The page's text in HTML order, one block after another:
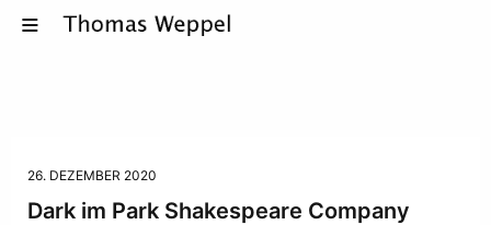
26. DEZEMBER 2020
Dark im Park Shakespeare Company